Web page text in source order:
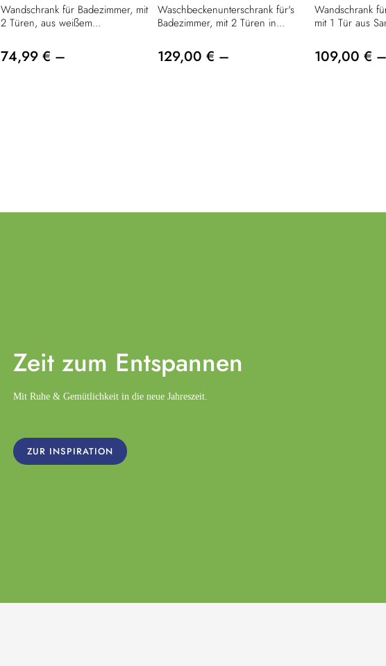
Wandschrank für Badezimmer, mit
2 Türen, aus weißem...
74,99 € –
Waschbeckenunterschrank für's
Badezimmer, mit 2 Türen in...
129,00 € –
Wandschrank
mit 1 Tür aus
109,00 € –
Zeit zum Entspannen
Mit Ruhe & Gemütlichkeit in die neue Jahreszeit.
ZUR INSPIRATION